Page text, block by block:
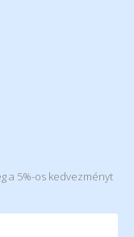
a 5%-os kedvezményt